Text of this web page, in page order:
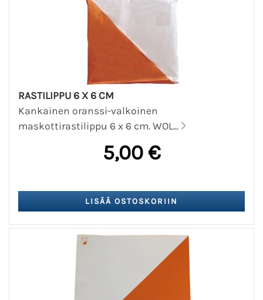
RASTILIPPU 6 X 6 CM
Kankainen oranssi-valkoinen
maskottirastilippu 6 x 6 cm. WOL...
5,00 €